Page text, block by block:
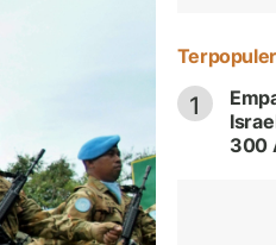
Terpopuler
1
300